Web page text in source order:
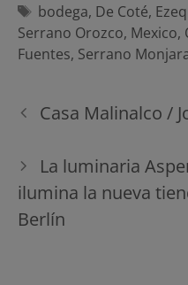
Etiquetas
bodega, De Coté,
Serrano Orozco, Mexico,
Fuentes, Serrano
Navegación
Casa Malinalco /
La luminaria
ilumina la nueva
Berlín